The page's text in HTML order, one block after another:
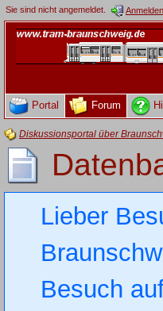
Sie sind nicht angemeldet. Anmelden
Portal Forum
Diskussionsportal über
Lieber
Besuch